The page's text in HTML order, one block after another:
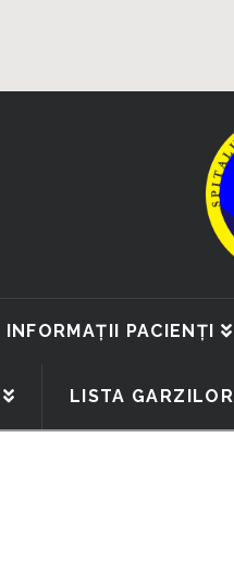
INFORMAȚII PACIENȚI
LISTA GARZILOR
Financiar